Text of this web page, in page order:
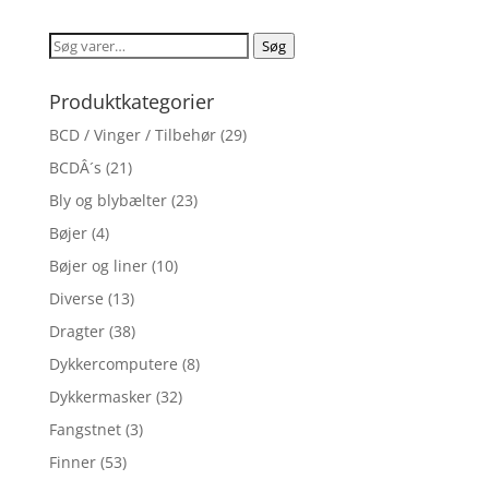
Søg
Søg
Produktkategorier
BCD / Vinger / Tilbehør (29)
BCDÂ´s (21)
Bly og blybælter (23)
Bøjer (4)
Bøjer og liner (10)
Diverse (13)
Dragter (38)
Dykkercomputere (8)
Dykkermasker (32)
Fangstnet (3)
Finner (53)